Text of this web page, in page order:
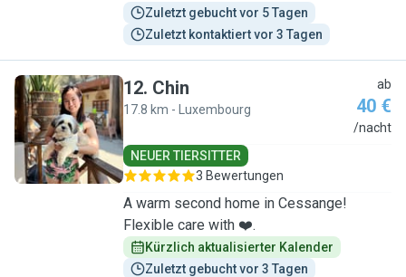
Zuletzt gebucht vor 5 Tagen
Zuletzt kontaktiert vor 3 Tagen
C
12. Chin
17.8 km - Luxembourg
ab
40 €
/nacht
NEUER TIERSITTER
3 Bewertungen
A warm second home in Cessange!
Flexible care with ❤️.
Kürzlich aktualisierter Kalender
Zuletzt gebucht vor 3 Tagen